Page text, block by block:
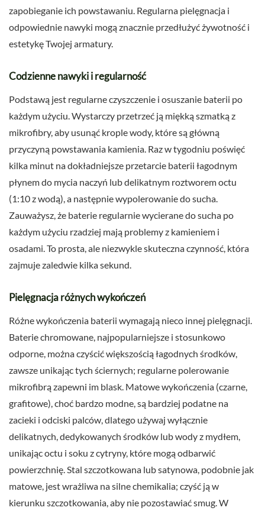
zapobieganie ich powstawaniu. Regularna pielęgnacja i
odpowiednie nawyki mogą znacznie przedłużyć żywotność i
estetykę Twojej armatury.
Codzienne nawyki i regularność
Podstawą jest regularne czyszczenie i osuszanie baterii po
każdym użyciu. Wystarczy przetrzeć ją miękką szmatką z
mikrofibry, aby usunąć krople wody, które są główną
przyczyną powstawania kamienia. Raz w tygodniu poświęć
kilka minut na dokładniejsze przetarcie baterii łagodnym
płynem do mycia naczyń lub delikatnym roztworem octu
(1:10 z wodą), a następnie wypolerowanie do sucha.
Zauważysz, że baterie regularnie wycierane do sucha po
każdym użyciu rzadziej mają problemy z kamieniem i
osadami. To prosta, ale niezwykle skuteczna czynność, która
zajmuje zaledwie kilka sekund.
Pielęgnacja różnych wykończeń
Różne wykończenia baterii wymagają nieco innej pielęgnacji.
Baterie chromowane, najpopularniejsze i stosunkowo
odporne, można czyścić większością łagodnych środków,
zawsze unikając tych ściernych; regularne polerowanie
mikrofibrą zapewni im blask. Matowe wykończenia (czarne,
grafitowe), choć bardzo modne, są bardziej podatne na
zacieki i odciski palców, dlatego używaj wyłącznie
delikatnych, dedykowanych środków lub wody z mydłem,
unikając octu i soku z cytryny, które mogą odbarwić
powierzchnię. Stal szczotkowana lub satynowa, podobnie jak
matowe, jest wrażliwa na silne chemikalia; czyść ją w
kierunku szczotkowania, aby nie pozostawiać smug. W